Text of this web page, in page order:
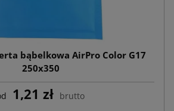
bąbelkowa AirPro Color G17
250x350
1,21 zł brutto